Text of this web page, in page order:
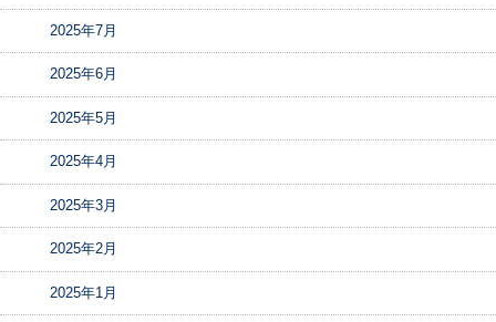
2025年7月
2025年6月
2025年5月
2025年4月
2025年3月
2025年2月
2025年1月